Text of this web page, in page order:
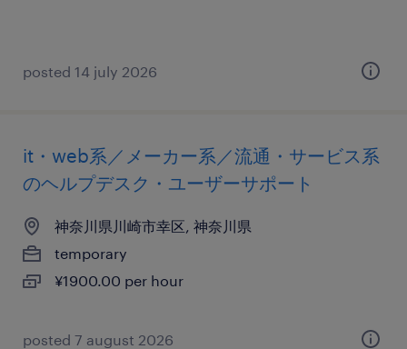
posted 14 july 2026
it・web系／メーカー系／流通・サービス系
のヘルプデスク・ユーザーサポート
神奈川県川崎市幸区, 神奈川県
temporary
¥1900.00 per hour
posted 7 august 2026